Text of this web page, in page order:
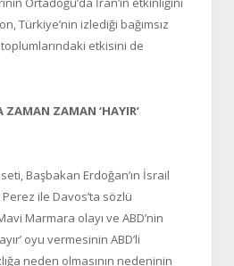
Türkiye’nin izlediği bağımsız
etkisini de
ZAMAN ZAMAN ‘HAYIR’
Başbakan Erdoğan’ın İsrail
ile Davos’ta sözlü
Marmara olayı ve ABD’nin
oyu vermesinin ABD’li
neden olmasının nedeninin